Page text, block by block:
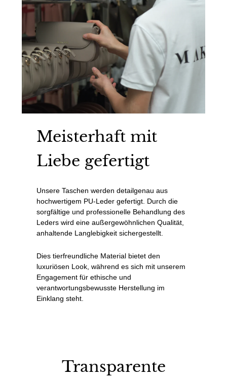
Meisterhaft mit
Liebe gefertigt
Unsere Taschen werden detailgenau aus
hochwertigem PU-Leder gefertigt. Durch die
sorgfältige und professionelle Behandlung des
Leders wird eine außergewöhnlichen Qualität,
anhaltende Langlebigkeit sichergestellt.
Dies tierfreundliche Material bietet den
luxuriösen Look, während es sich mit unserem
Engagement für ethische und
verantwortungsbewusste Herstellung im
Einklang steht.
Transparente